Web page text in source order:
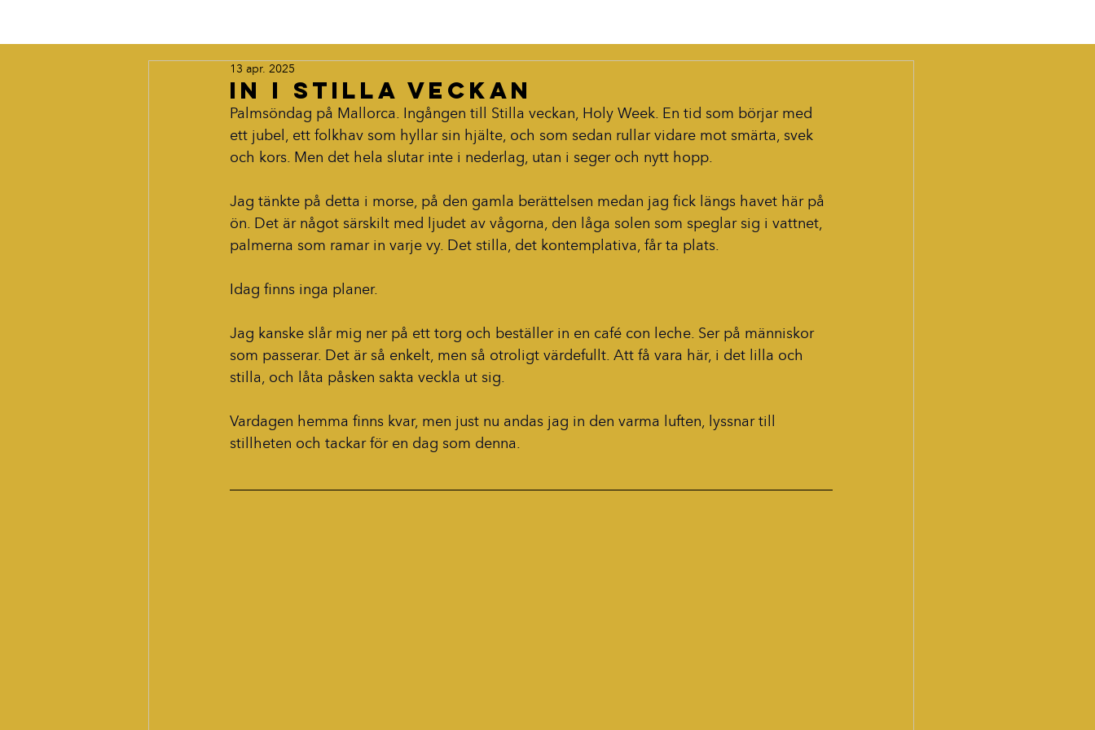
In i stilla veckan
13 apr. 2025
Palmsöndag på Mallorca. Ingången till Stilla veckan, Holy Week. En tid som börjar med
ett jubel, ett folkhav som hyllar sin hjälte, och som sedan rullar vidare mot smärta, svek
och kors. Men det hela slutar inte i nederlag, utan i seger och nytt hopp.
Jag tänkte på detta i morse, på den gamla berättelsen medan jag fick längs havet här på
ön. Det är något särskilt med ljudet av vågorna, den låga solen som speglar sig i vattnet,
palmerna som ramar in varje vy. Det stilla, det kontemplativa, får ta plats.
Idag finns inga planer.
Jag kanske slår mig ner på ett torg och beställer in en café con leche. Ser på människor
som passerar. Det är så enkelt, men så otroligt värdefullt. Att få vara här, i det lilla och
stilla, och låta påsken sakta veckla ut sig.
Vardagen hemma finns kvar, men just nu andas jag in den varma luften, lyssnar till
stillheten och tackar för en dag som denna.